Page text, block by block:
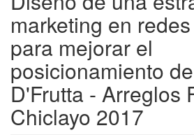
marketing en
para mejorar el
posicionamiento
D'Frutta - Arreglos
Chiclayo 2017